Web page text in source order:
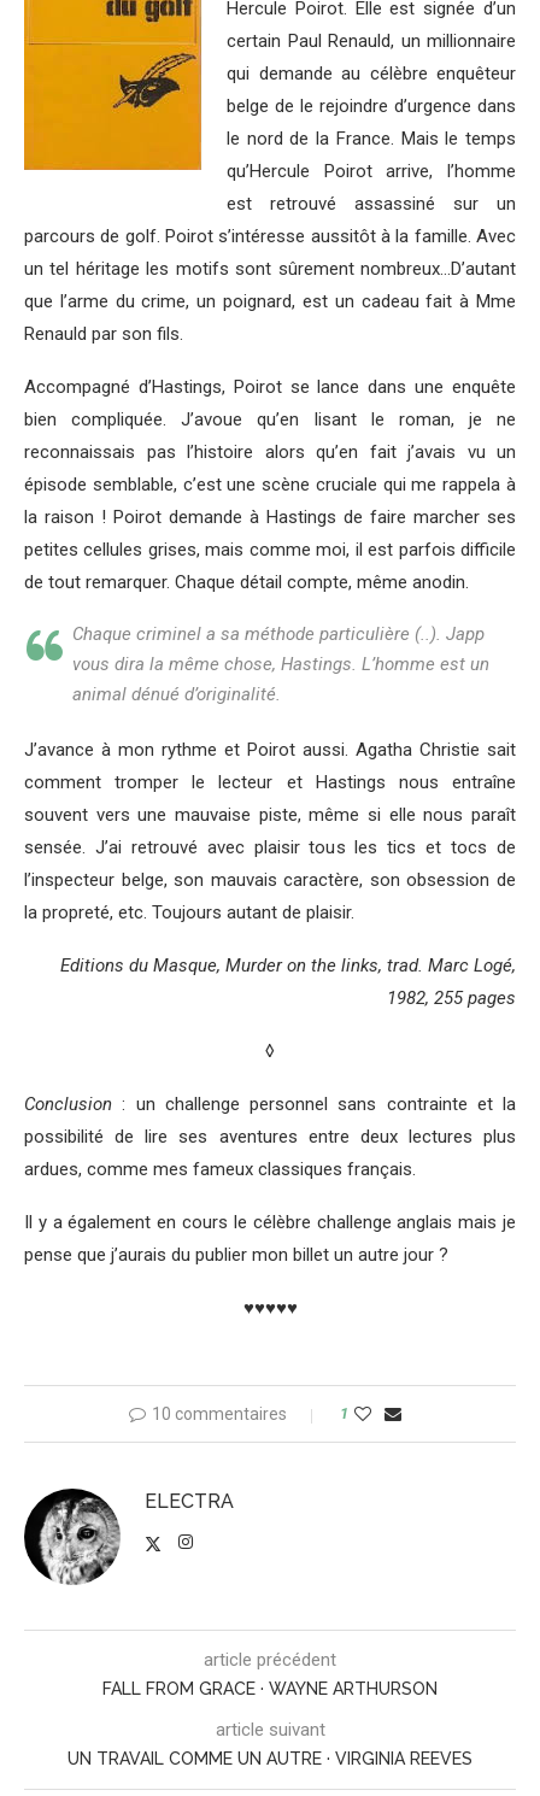
Hercule Poirot. Elle est signée d’un
certain Paul Renauld, un millionnaire
qui demande au célèbre enquêteur
belge de le rejoindre d’urgence dans
le nord de la France. Mais le temps
qu’Hercule Poirot arrive, l’homme
est retrouvé assassiné sur un
parcours de golf. Poirot s’intéresse aussitôt à la famille. Avec
un tel héritage les motifs sont sûrement nombreux…D’autant
que l’arme du crime, un poignard, est un cadeau fait à Mme
Renauld par son fils.
Accompagné d’Hastings, Poirot se lance dans une enquête
bien compliquée. J’avoue qu’en lisant le roman, je ne
reconnaissais pas l’histoire alors qu’en fait j’avais vu un
épisode semblable, c’est une scène cruciale qui me rappela à
la raison ! Poirot demande à Hastings de faire marcher ses
petites cellules grises, mais comme moi, il est parfois difficile
de tout remarquer. Chaque détail compte, même anodin.
Chaque criminel a sa méthode particulière (..). Japp
vous dira la même chose, Hastings. L’homme est un
animal dénué d’originalité.
J’avance à mon rythme et Poirot aussi. Agatha Christie sait
comment tromper le lecteur et Hastings nous entraîne
souvent vers une mauvaise piste, même si elle nous paraît
sensée. J’ai retrouvé avec plaisir tous les tics et tocs de
l’inspecteur belge, son mauvais caractère, son obsession de
la propreté, etc. Toujours autant de plaisir.
Editions du Masque, Murder on the links, trad. Marc Logé,
1982, 255 pages
◊
Conclusion : un challenge personnel sans contrainte et la
possibilité de lire ses aventures entre deux lectures plus
ardues, comme mes fameux classiques français.
Il y a également en cours le célèbre challenge anglais mais je
pense que j’aurais du publier mon billet un autre jour ?
♥♥♥♥♥
10 commentaires 1
ELECTRA
article précédent
FALL FROM GRACE · WAYNE ARTHURSON
article suivant
UN TRAVAIL COMME UN AUTRE · VIRGINIA REEVES